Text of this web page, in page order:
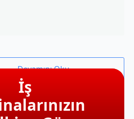
Devamını Oku
İş